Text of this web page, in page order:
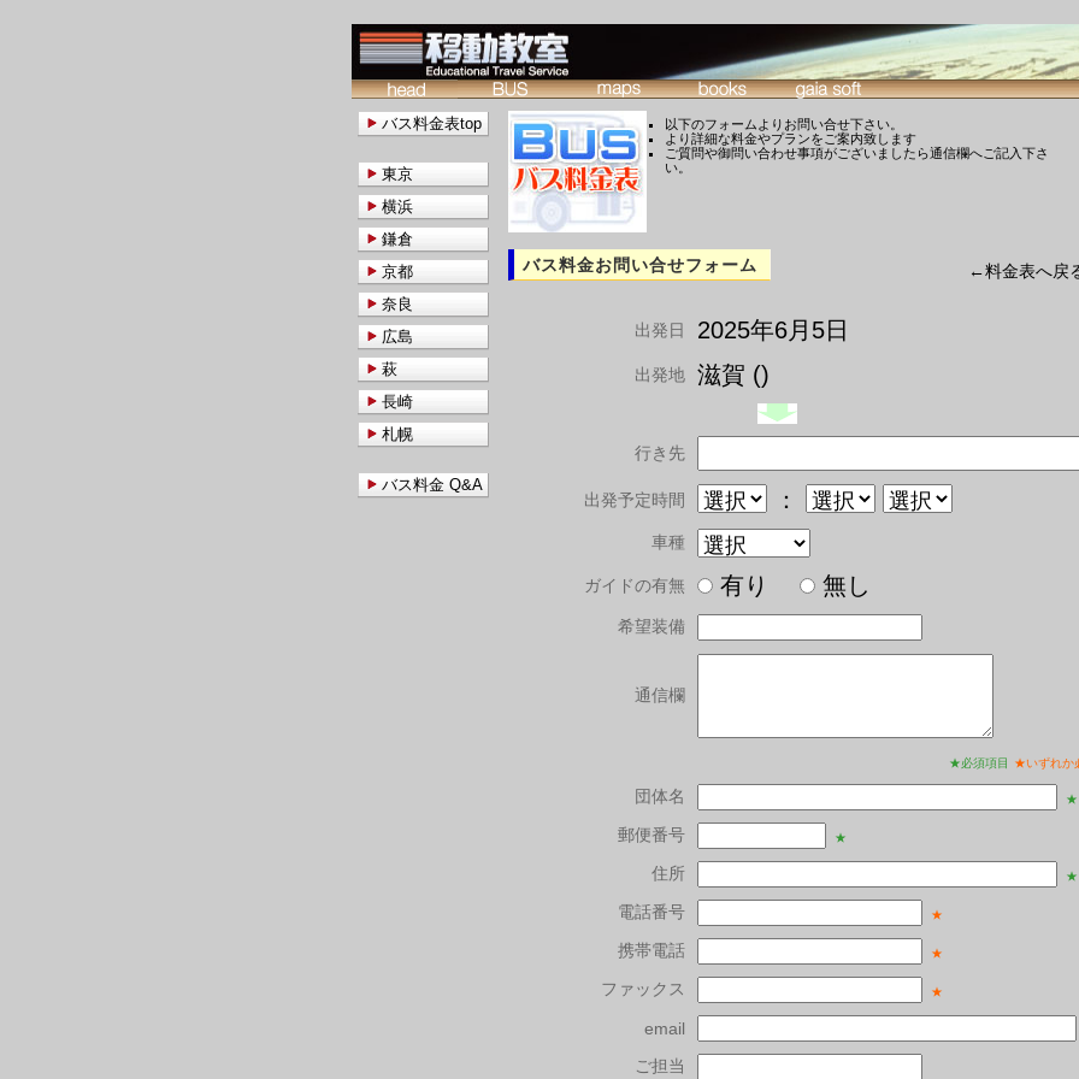
以下のフォームよりお問い合せ下さい。
より詳細な料金やプランをご案内致します
ご質問や御問い合わせ事項がございましたら通信欄へご記入下さ
い。
バス料金お問い合せフォーム ←料金表へ戻
出発日 2025年6月5日
出発地 滋賀 ()
行き先
出発予定時間 ：
車種
ガイドの有無 有り 無し
希望装備
通信欄
★必須項目 ★いずれか
団体名 ★
郵便番号 ★
住所 ★
電話番号 ★
携帯電話 ★
ファックス ★
email
ご担当
バス料金表top
東京
横浜
鎌倉
京都
奈良
広島
萩
長崎
札幌
バス料金 Q&A